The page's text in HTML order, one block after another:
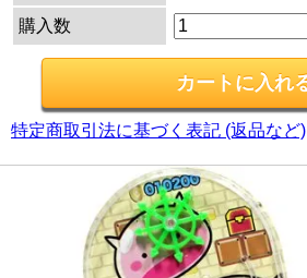
購入数
特定商取引法に基づく表記 (返品など)